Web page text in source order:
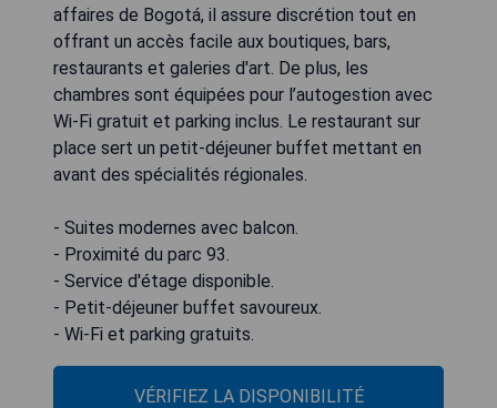
affaires de Bogotá, il assure discrétion tout en
offrant un accès facile aux boutiques, bars,
restaurants et galeries d'art. De plus, les
chambres sont équipées pour l’autogestion avec
Wi-Fi gratuit et parking inclus. Le restaurant sur
place sert un petit-déjeuner buffet mettant en
avant des spécialités régionales.
- Suites modernes avec balcon.
- Proximité du parc 93.
- Service d'étage disponible.
- Petit-déjeuner buffet savoureux.
- Wi-Fi et parking gratuits.
VÉRIFIEZ LA DISPONIBILITÉ